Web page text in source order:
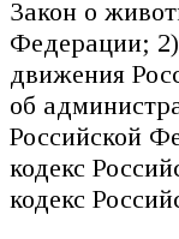
Закон о
Федерации;
движения
об
Российской
кодекс
кодекс